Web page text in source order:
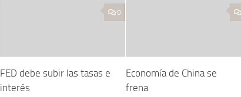
0
FED debe subir las tasas e
interés
Economía de China se
frena